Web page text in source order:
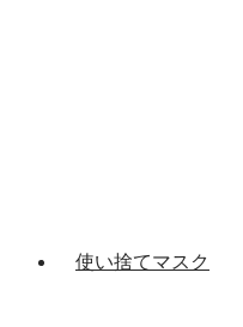
使い捨てマスク